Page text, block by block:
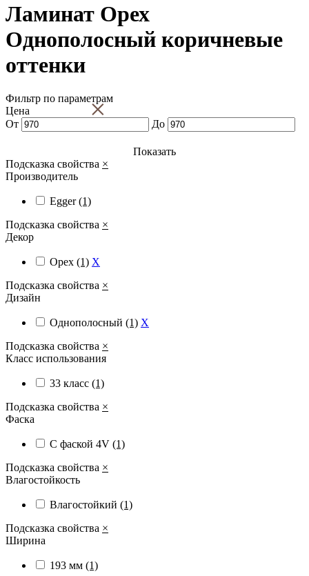
Ламинат Орех
Однополосный коричневые
оттенки
Фильтр по параметрам
×
Цена
От
До
Показать
Подсказка свойства ×
Производитель
Egger(1)
Подсказка свойства ×
Декор
Орех (1) X
Подсказка свойства ×
Дизайн
Однополосный (1) X
Подсказка свойства ×
Класс использования
33 класс (1)
Подсказка свойства ×
Фаска
С фаской 4V (1)
Подсказка свойства ×
Влагостойкость
Влагостойкий (1)
Подсказка свойства ×
Ширина
193 мм (1)